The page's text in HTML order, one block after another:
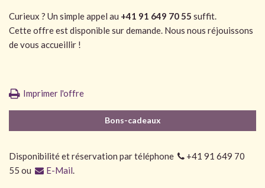
Curieux ? Un simple appel au +41 91 649 70 55 suffit.
Cette offre est disponible sur demande. Nous nous réjouissons
de vous accueillir !
Imprimer l'offre
Bons-cadeaux
Disponibilité et réservation par téléphone
+41 91 649 70
55 ou
E-Mail.